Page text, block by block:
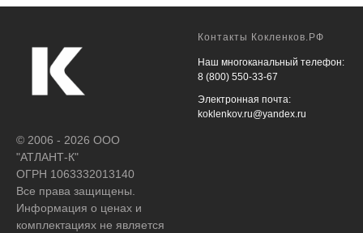
© 2006 - 2026 ООО
"АТЛАНТ-К"
ОГРН 1063332013140
Все права защищены.
Информация о ценах и
комплектациях не является
Контакты Кокленков.РФ
Наш многоканальный телефон:
8 (800) 550-33-67
Электронная почта:
koklenkov.ru@yandex.ru